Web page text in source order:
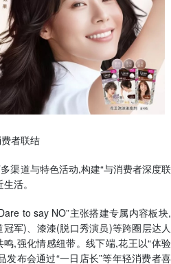
者联结
渠道与特色活动,构建“与消费者深度联
活。
to say NO”主张搭建专属内容板块,
军)、漆漆(脱口秀演员)等跨圈层达人
,强化情感纽带。线下端,花王以“体验
发布会通过“一日店长”等年轻消费者喜